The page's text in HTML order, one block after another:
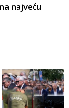
najveću